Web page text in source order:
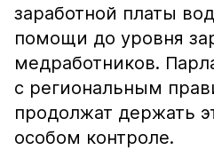
заработной платы
помощи до уровня
медработников.
с региональным
продолжат держать
особом контроле.